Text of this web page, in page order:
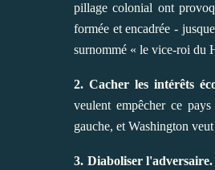
pillage colonial ont
formée et encadrée -
surnommé « le vice-roi du
2. Cacher les intérêts
veulent empêcher ce
gauche, et Washington
3. Diaboliser l'adversaire.